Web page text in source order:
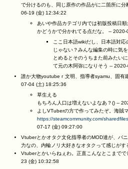
で分けるのも、同じ原作の作品がに二箇所に
06-19 (金) 12:34:22
あいや作品カテゴリ内では初版投稿日
かどうかで分かれてる点だな。 -- 2020-
ここ日本語wikiだし、日本語対
じゃない？みんな編集の時に気
とめるとそのうちまた前みたい
て元の木阿弥になりそう --
誰か大物youtubeｒ文明、指導者syamu、固有
07-04 (土) 18:25:36
草生える
もちろん人口は増えないよなあ？() --
よしVTuberの方で作ってみたぞ。海賊
https://steamcommunity.com/
07-17 (金) 09:27:00
Vtuberとかオタク文化指導者のMOD達が、バ
力なの、内輪ノリ大好きなオタクって感じがす
Vtuberとかいらねぇわ。正直こんなとこまで
23 (金) 10:32:58